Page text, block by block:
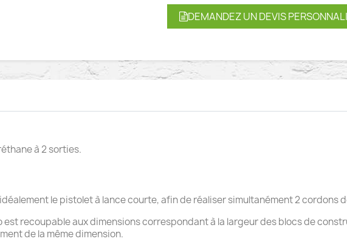
DEMANDEZ UN DEVIS
à 2 sorties.
le pistolet à lance courte, afin de réaliser simultanément 2 cordons
est recoupable aux dimensions correspondant à la largeur des blocs de
de la même dimension.